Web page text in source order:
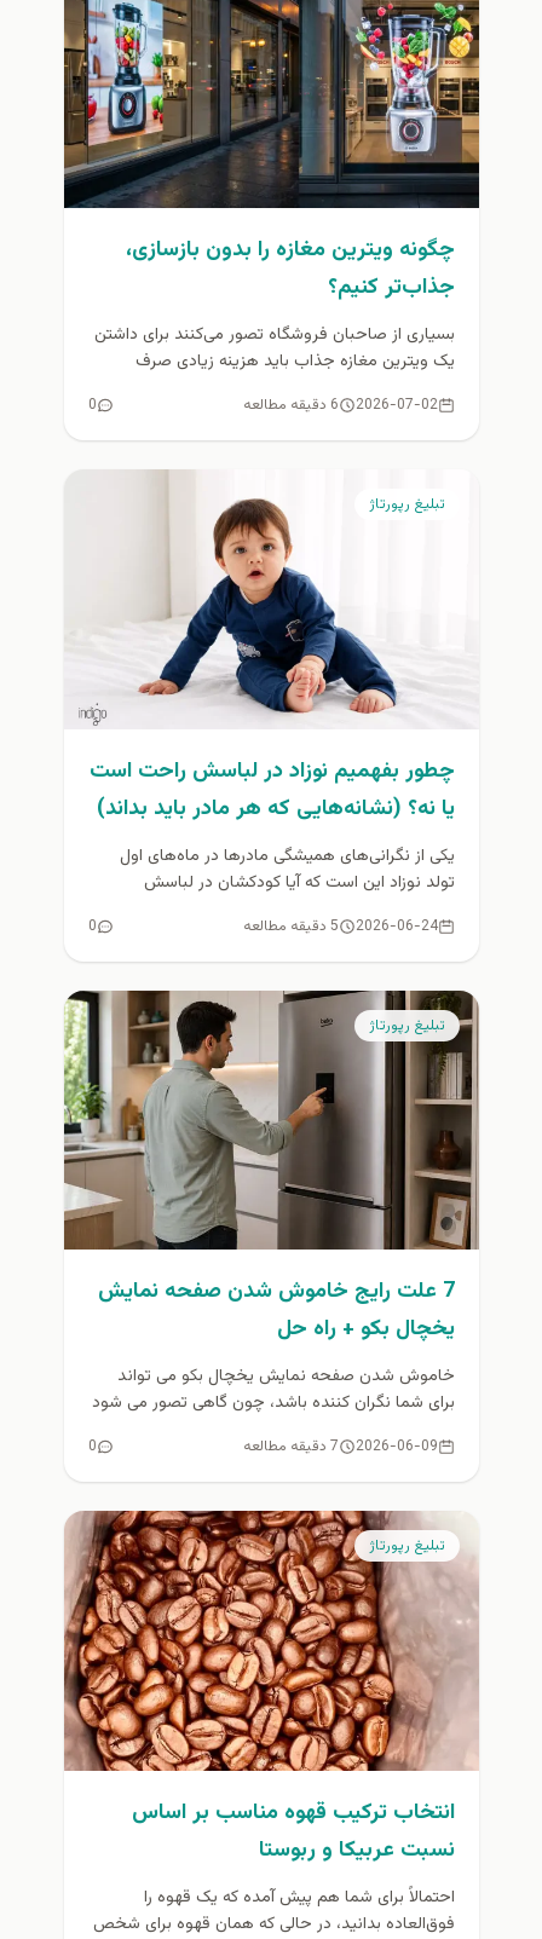
چگونه ویترین مغازه را بدون بازسازی،
جذاب‌تر کنیم؟
بسیاری از صاحبان فروشگاه تصور می‌کنند برای داشتن
یک ویترین مغازه جذاب باید هزینه زیادی صرف
2026-07-02 6 دقیقه مطالعه 0
تبلیغ رپورتاژ
چطور بفهمیم نوزاد در لباسش راحت است
یا نه؟ (نشانه‌هایی که هر مادر باید بداند)
یکی از نگرانی‌های همیشگی مادرها در ماه‌های اول
تولد نوزاد این است که آیا کودکشان در لباسش
2026-06-24 5 دقیقه مطالعه 0
تبلیغ رپورتاژ
7 علت رایج خاموش شدن صفحه نمایش
یخچال بکو + راه حل
خاموش شدن صفحه نمایش یخچال بکو می تواند
برای شما نگران کننده باشد، چون گاهی تصور می شود
2026-06-09 7 دقیقه مطالعه 0
تبلیغ رپورتاژ
انتخاب ترکیب قهوه مناسب بر اساس
نسبت عربیکا و ربوستا
احتمالاً برای شما هم پیش آمده که یک قهوه را
فوق‌العاده بدانید، در حالی که همان قهوه برای شخص